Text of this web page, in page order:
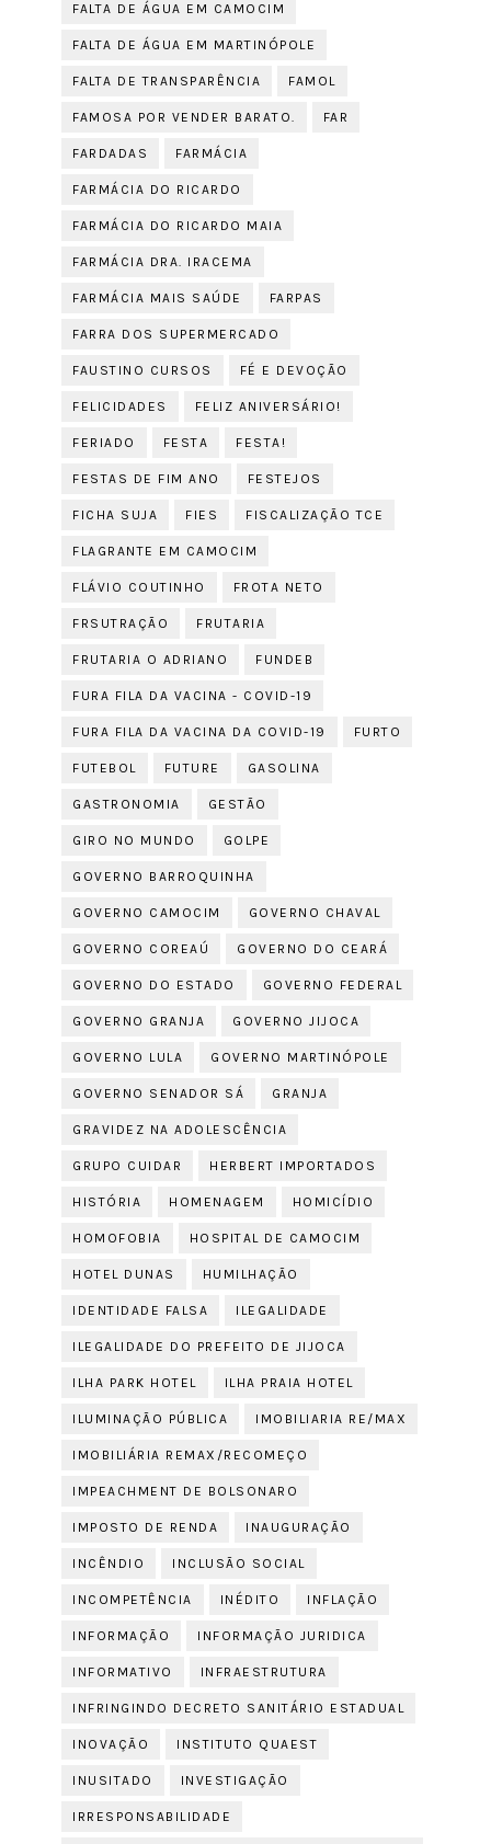
FALTA DE ÁGUA EM CAMOCIM
FALTA DE ÁGUA EM MARTINÓPOLE
FALTA DE TRANSPARÊNCIA FAMOL
FAMOSA POR VENDER BARATO. FAR
FARDADAS FARMÁCIA
FARMÁCIA DO RICARDO
FARMÁCIA DO RICARDO MAIA
FARMÁCIA DRA. IRACEMA
FARMÁCIA MAIS SAÚDE FARPAS
FARRA DOS SUPERMERCADO
FAUSTINO CURSOS FÉ E DEVOÇÃO
FELICIDADES FELIZ ANIVERSÁRIO!
FERIADO FESTA FESTA!
FESTAS DE FIM ANO FESTEJOS
FICHA SUJA FIES FISCALIZAÇÃO TCE
FLAGRANTE EM CAMOCIM
FLÁVIO COUTINHO FROTA NETO
FRSUTRAÇÃO FRUTARIA
FRUTARIA O ADRIANO FUNDEB
FURA FILA DA VACINA - COVID-19
FURA FILA DA VACINA DA COVID-19 FURTO
FUTEBOL FUTURE GASOLINA
GASTRONOMIA GESTÃO
GIRO NO MUNDO GOLPE
GOVERNO BARROQUINHA
GOVERNO CAMOCIM GOVERNO CHAVAL
GOVERNO COREAÚ GOVERNO DO CEARÁ
GOVERNO DO ESTADO GOVERNO FEDERAL
GOVERNO GRANJA GOVERNO JIJOCA
GOVERNO LULA GOVERNO MARTINÓPOLE
GOVERNO SENADOR SÁ GRANJA
GRAVIDEZ NA ADOLESCÊNCIA
GRUPO CUIDAR HERBERT IMPORTADOS
HISTÓRIA HOMENAGEM HOMICÍDIO
HOMOFOBIA HOSPITAL DE CAMOCIM
HOTEL DUNAS HUMILHAÇÃO
IDENTIDADE FALSA ILEGALIDADE
ILEGALIDADE DO PREFEITO DE JIJOCA
ILHA PARK HOTEL ILHA PRAIA HOTEL
ILUMINAÇÃO PÚBLICA IMOBILIARIA RE/MAX
IMOBILIÁRIA REMAX/RECOMEÇO
IMPEACHMENT DE BOLSONARO
IMPOSTO DE RENDA INAUGURAÇÃO
INCÊNDIO INCLUSÃO SOCIAL
INCOMPETÊNCIA INÉDITO INFLAÇÃO
INFORMAÇÃO INFORMAÇÃO JURIDICA
INFORMATIVO INFRAESTRUTURA
INFRINGINDO DECRETO SANITÁRIO ESTADUAL
INOVAÇÃO INSTITUTO QUAEST
INUSITADO INVESTIGAÇÃO
IRRESPONSABILIDADE